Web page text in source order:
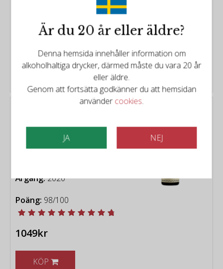
249kr
Château de Saint Cosme
Gigondas Le Poste 2020
Rött vin från Rhône
Årgång:2020
Poäng: 98/100
1049kr
KÖP
Är du 20 år eller äldre?
Denna hemsida innehåller information om
alkoholhaltiga drycker, därmed måste du vara 20 år
eller äldre.
Genom att fortsätta godkänner du att hemsidan
användercookies.
JA NEJ